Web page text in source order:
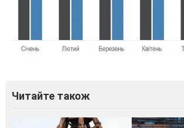
Читайте також